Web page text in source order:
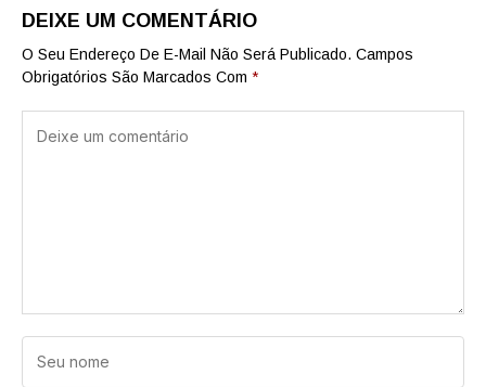
DEIXE UM COMENTÁRIO
O Seu Endereço De E-Mail Não Será Publicado. Campos
Obrigatórios São Marcados Com *